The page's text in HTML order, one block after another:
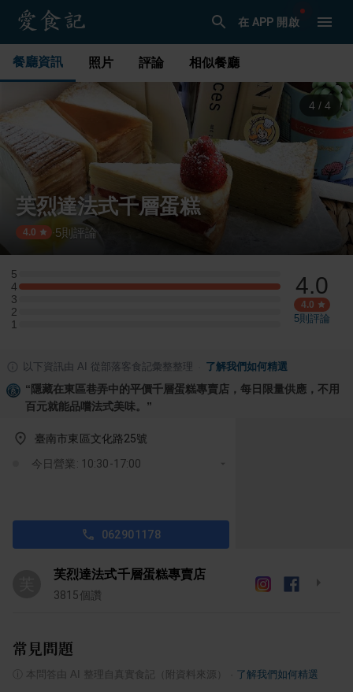
在 APP 開啟
餐廳資訊 照片 評論 相似餐廳
1 / 4
芙烈達法式千層蛋糕
4.0 ·5則評論
5
5 星：0 則評論
4
4 星：1 則評論
3
3 星：0 則評論
2
2 星：0 則評論
1
1 星：0 則評論
4.0
4.0
5則評論
以下資訊由 AI 從部落客食記彙整整理 了解我們如何精選
“隱藏在東區巷弄中的平價千層蛋糕專賣店，每日限量供應，不用
百元就能品嚐法式美味。 ”
臺南市東區文化路25號
今日營業: 10:30-17:00
062901178
芙烈達法式千層蛋糕專賣店
3815個讚
常見問題
本問答由 AI 整理自真實食記（附資料來源） 了解我們如何精選